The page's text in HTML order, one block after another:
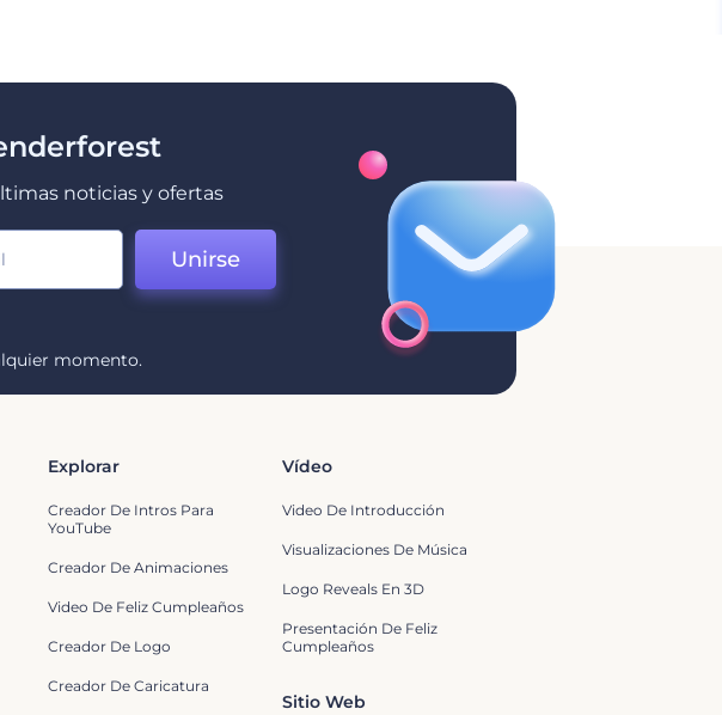
noticias y ofertas
Unirse
momento.
Explorar
Creador De Intros Para
YouTube
Creador De Animaciones
Video De Feliz Cumpleaños
Creador De Logo
Creador De Caricatura
Vídeo
Video De Introducción
Visualizaciones De Música
Logo Reveals En 3D
Presentación De Feliz
Cumpleaños
Sitio Web